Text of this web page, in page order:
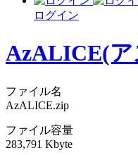
ログイン
AzALICE(
ファイル名
AzALICE.zip
ファイル容量
283,791 Kbyte